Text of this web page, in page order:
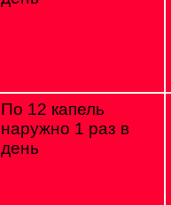
По 12 капель
наружно 1 раз в
день